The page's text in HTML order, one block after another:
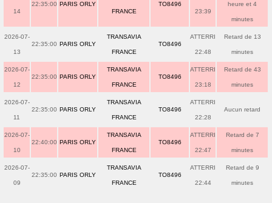
14
22:35:00 PARIS ORLY
FRANCE
TO8496
23:39
heure et 4
minutes
2026-07-
13
22:35:00 PARIS ORLY
TRANSAVIA
FRANCE
TO8496
ATTERRI
22:48
Retard de 13
minutes
2026-07-
12
22:35:00 PARIS ORLY
TRANSAVIA
FRANCE
TO8496
ATTERRI
23:18
Retard de 43
minutes
2026-07-
11
22:35:00 PARIS ORLY
TRANSAVIA
FRANCE
TO8496
ATTERRI
22:28
Aucun retard
2026-07-
10
22:40:00 PARIS ORLY
TRANSAVIA
FRANCE
TO8496
ATTERRI
22:47
Retard de 7
minutes
2026-07-
09
22:35:00 PARIS ORLY
TRANSAVIA
FRANCE
TO8496
ATTERRI
22:44
Retard de 9
minutes